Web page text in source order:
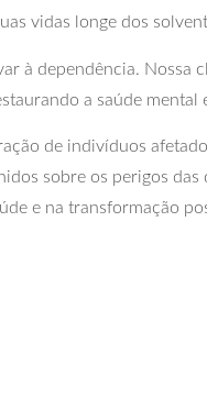
vidas longe dos
à dependência.
a saúde
de indivíduos
sobre os perigos
e na transformação